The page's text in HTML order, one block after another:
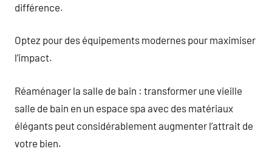
différence.
Optez pour des équipements modernes pour maximiser
l’impact.
Réaménager la salle de bain : transformer une vieille
salle de bain en un espace spa avec des matériaux
élégants peut considérablement augmenter l’attrait de
votre bien.